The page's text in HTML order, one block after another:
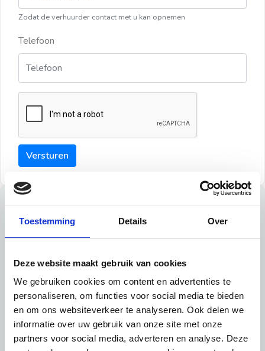
Toestemming Details Over
Deze website maakt gebruik van cookies
We gebruiken cookies om content en advertenties te
personaliseren, om functies voor social media te bieden
en om ons websiteverkeer te analyseren. Ook delen we
informatie over uw gebruik van onze site met onze
partners voor social media, adverteren en analyse. Deze
Zodat de verhuurder contact met u kan opnemen
Telefoon
Versturen
Tips
Tip 1:
Schrijf een duidelijke introductie en geef de volgende
informatie mee:
Ben je student, werkachtig of werkzoekend